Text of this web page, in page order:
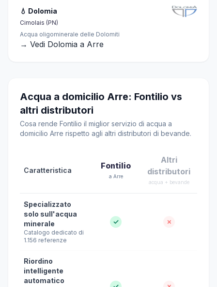
💧 Dolomia
Cimolais (PN)
Acqua oligominerale delle Dolomiti
→ Vedi Dolomia a Arre
Acqua a domicilio Arre: Fontilio vs
altri distributori
Cosa rende Fontilio il miglior servizio di acqua a
domicilio Arre rispetto agli altri distributori di bevande.
Caratteristica Fontilio
a Arre
Altri
distributori
acqua + bevande
Specializzato
solo sull'acqua
minerale
Catalogo dedicato di
1.156 referenze
✓ ✗
Riordino
intelligente
automatico